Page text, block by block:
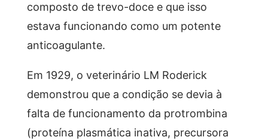
composto de trevo-doce e que isso
estava funcionando como um potente
anticoagulante.
Em 1929, o veterinário LM Roderick
demonstrou que a condição se devia à
falta de funcionamento da protrombina
(proteína plasmática inativa, precursora